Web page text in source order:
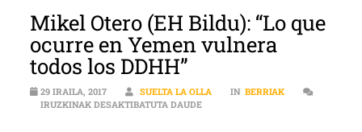
Mikel Otero (EH Bildu): “Lo que
ocurre en Yemen vulnera
todos los DDHH”
29 IRAILA, 2017 SUELTA LA OLLA IN BERRIAK
IRUZKINAK DESAKTIBATUTA DAUDEMIKEL OTERO (EH BILDU): “LO QUE